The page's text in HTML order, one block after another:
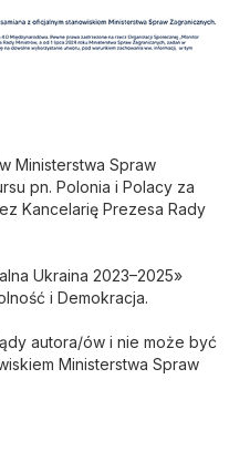
Ministerstwa Spraw
pn. Polonia i Polacy za
Kancelarię Prezesa Rady
Ukraina 2023–2025»
i Demokracja.
autora/ów i nie może być
Ministerstwa Spraw